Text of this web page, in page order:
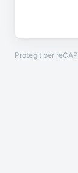
Protegit per